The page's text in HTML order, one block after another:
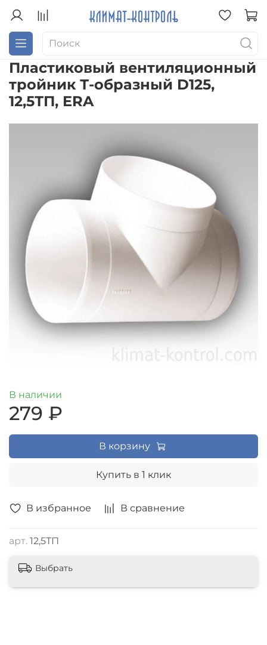
Пластиковый вентиляционный
тройник Т-образный D125,
12,5ТП, ERA
В избранное В сравнение
арт. 12,5ТП
В наличии
279 ₽
В корзину
Купить в 1 клик
Выбрать